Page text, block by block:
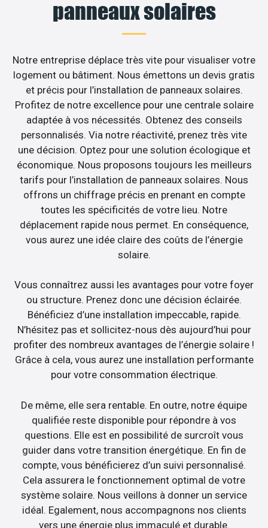
panneaux solaires
Notre entreprise déplace très vite pour visualiser votre
logement ou bâtiment. Nous émettons un devis gratis
et précis pour l’installation de panneaux solaires.
Profitez de notre excellence pour une centrale solaire
adaptée à vos nécessités. Obtenez des conseils
personnalisés. Via notre réactivité, prenez très vite
une décision. Optez pour une solution écologique et
économique. Nous proposons toujours les meilleurs
tarifs pour l’installation de panneaux solaires. Nous
offrons un chiffrage précis en prenant en compte
toutes les spécificités de votre lieu. Notre
déplacement rapide nous permet. En conséquence,
vous aurez une idée claire des coûts de l’énergie
solaire.
Vous connaîtrez aussi les avantages pour votre foyer
ou structure. Prenez donc une décision éclairée.
Bénéficiez d’une installation impeccable, rapide.
N’hésitez pas et sollicitez-nous dès aujourd’hui pour
profiter des nombreux avantages de l’énergie solaire !
Grâce à cela, vous aurez une installation performante
pour votre consommation électrique.
De même, elle sera rentable. En outre, notre équipe
qualifiée reste disponible pour répondre à vos
questions. Elle est en possibilité de surcroît vous
guider dans votre transition énergétique. En fin de
compte, vous bénéficierez d’un suivi personnalisé.
Cela assurera le fonctionnement optimal de votre
système solaire. Nous veillons à donner un service
idéal. Egalement, nous accompagnons nos clients
vers une énergie plus immaculé et durable.